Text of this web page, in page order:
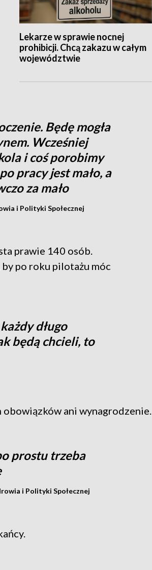
Lekarze w sprawie nocnej
prohibicji. Chcą zakazu w całym
województwie
Będę mogła
Wcześniej
i coś porobimy
pracy jest mało, a
za mało
i Polityki Społecznej
prawie 140 osób.
po roku pilotażu móc
długo
będą chcieli, to
obowiązków ani wynagrodzenie.
prostu trzeba
i Polityki Społecznej